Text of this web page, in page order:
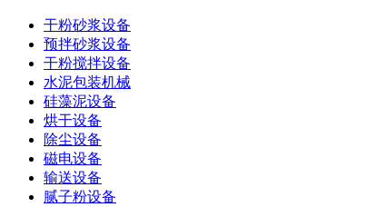
干粉砂浆设备
预拌砂浆设备
干粉搅拌设备
水泥包装机械
硅藻泥设备
烘干设备
除尘设备
磁电设备
输送设备
腻子粉设备